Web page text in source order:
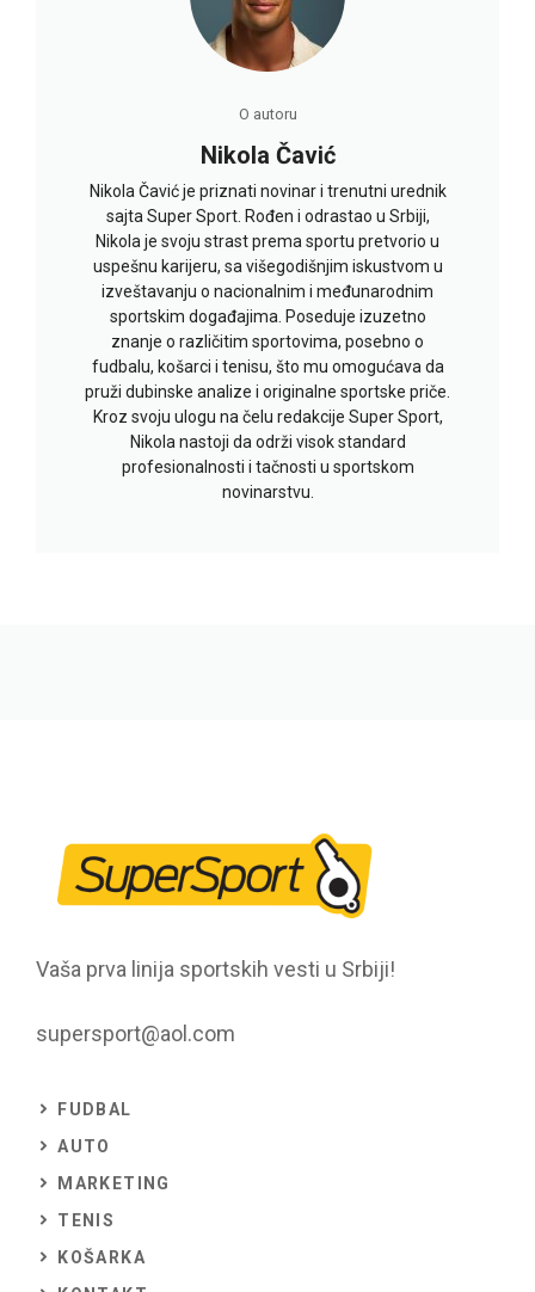
O autoru
Nikola Čavić
Nikola Čavić je priznati novinar i trenutni urednik
sajta Super Sport. Rođen i odrastao u Srbiji,
Nikola je svoju strast prema sportu pretvorio u
uspešnu karijeru, sa višegodišnjim iskustvom u
izveštavanju o nacionalnim i međunarodnim
sportskim događajima. Poseduje izuzetno
znanje o različitim sportovima, posebno o
fudbalu, košarci i tenisu, što mu omogućava da
pruži dubinske analize i originalne sportske priče.
Kroz svoju ulogu na čelu redakcije Super Sport,
Nikola nastoji da održi visok standard
profesionalnosti i tačnosti u sportskom
novinarstvu.
Vaša prva linija sportskih vesti u Srbiji!
supersport@aol.com
FUDBAL
AUTO
MARKETING
TENIS
KOŠARKA